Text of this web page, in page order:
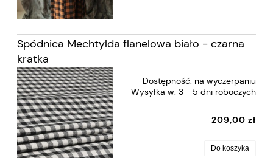
Spódnica Mechtylda flanelowa biało - czarna
kratka
Dostępność: na wyczerpaniu
Wysyłka w: 3 - 5 dni roboczych
209,00 zł
Do koszyka